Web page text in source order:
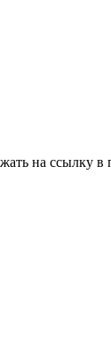
на ссылку в